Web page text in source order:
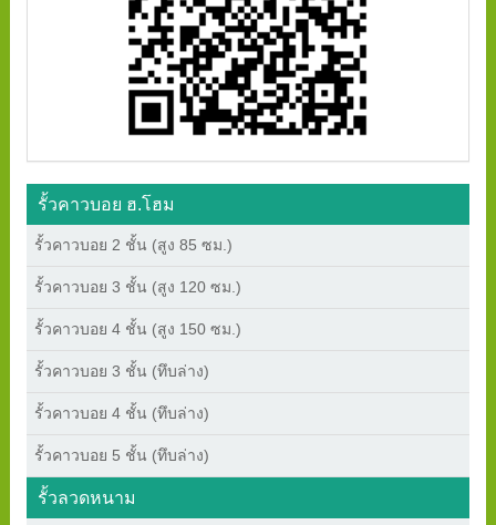
รั้วคาวบอย ฮ.โฮม
รั้วคาวบอย 2 ชั้น (สูง 85 ซม.)
รั้วคาวบอย 3 ชั้น (สูง 120 ซม.)
รั้วคาวบอย 4 ชั้น (สูง 150 ซม.)
รั้วคาวบอย 3 ชั้น (ทึบล่าง)
รั้วคาวบอย 4 ชั้น (ทึบล่าง)
รั้วคาวบอย 5 ชั้น (ทึบล่าง)
รั้วลวดหนาม